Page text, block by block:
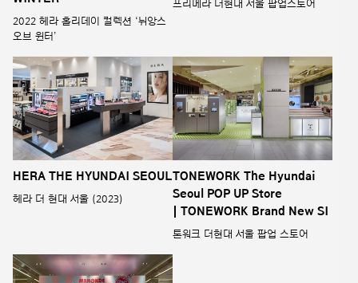
2022 헤라 홀리데이 컬렉션 ‘뉘앙스
오브 윈터’
프리메라 더현대 서울 팝업스토어
HERA THE HYUNDAI SEOUL
헤라 더 현대 서울 (2023)
TONEWORK The Hyundai
Seoul POP UP Store
| TONEWORK Brand New SI
톤워크 더현대 서울 팝업 스토어